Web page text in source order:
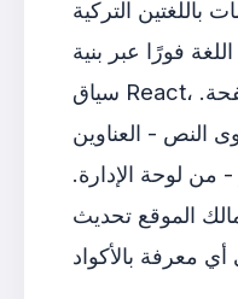
باللغتين التركية
فورًا عبر بنية
سياق React، دون إعادة تحميل الصفحة.
النص - العناوين
من لوحة الإدارة.
الموقع تحديث